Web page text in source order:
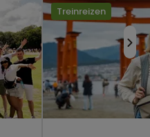
Treinreizen